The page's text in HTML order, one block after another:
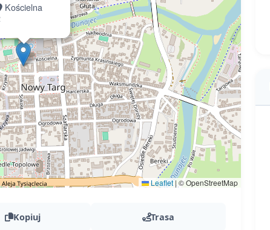
Kościelna
Leaflet | © OpenStreetMap
Kopiuj Trasa